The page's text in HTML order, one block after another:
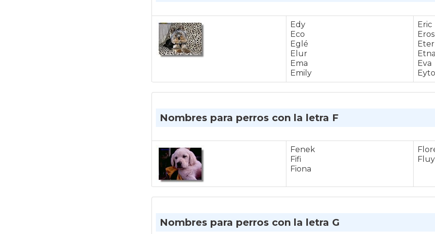
Edy
Eco
Eglé
Elur
Ema
Emily
Eric
Eros
Eter
Etna
Eva
Nombres para perros con la letra F
Fenek
Fifi
Fiona
Nombres para perros con la letra G